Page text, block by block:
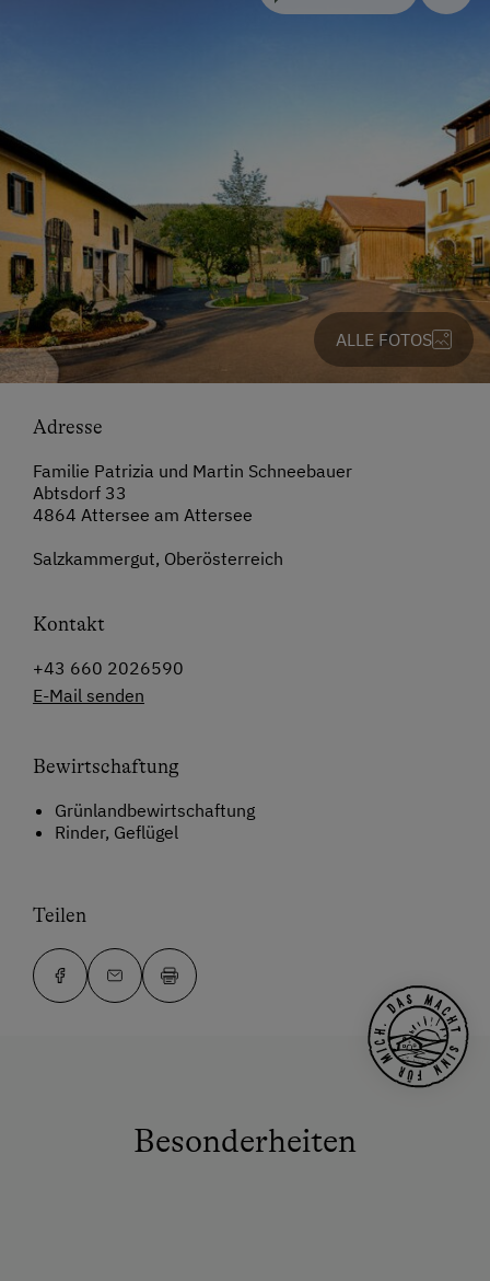
ALLE FOTOS
Adresse
Familie Patrizia und Martin Schneebauer
Abtsdorf 33
4864 Attersee am Attersee
Salzkammergut, Oberösterreich
Kontakt
+43 660 2026590
E-Mail senden
Bewirtschaftung
Grünlandbewirtschaftung
Rinder, Geflügel
Teilen
Besonderheiten